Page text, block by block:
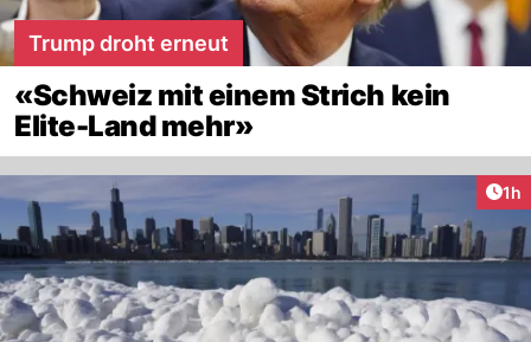
Trump droht erneut
«Schweiz mit einem Strich kein
Elite-Land mehr»
1h